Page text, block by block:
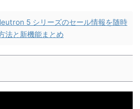
5 シリーズのセール情報を随時
法と新機能まとめ